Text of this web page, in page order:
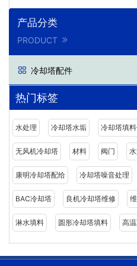
产品分类
PRODUCT
冷却塔配件
热门标签
水处理 冷却塔水垢 冷却塔填
无风机冷却塔 材料 阀门
康明冷却塔配给 冷却塔噪音处理
BAC冷却塔 良机冷却塔维修
淋水填料 圆形冷却塔填料 高